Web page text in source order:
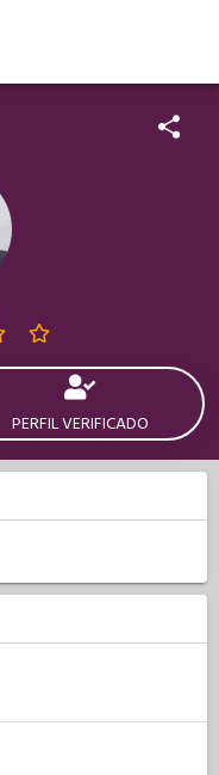
PERFIL VERIFICADO